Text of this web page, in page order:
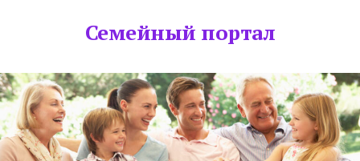
Семейный портал